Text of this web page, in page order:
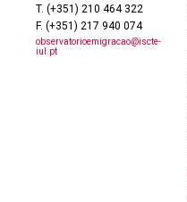
T. (+351) 210 464 322
F. (+351) 217 940 074
observatorioemigracao@iscte-
iul.pt